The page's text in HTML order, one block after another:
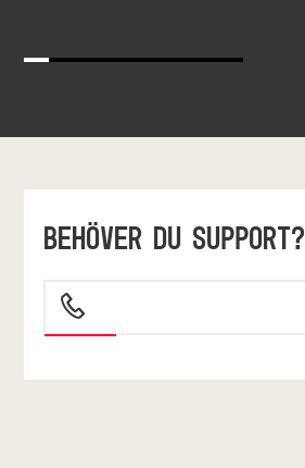
BEHÖVER DU SUPPORT?